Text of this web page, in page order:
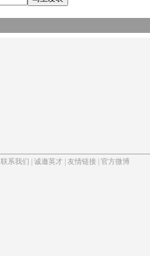
联系我们 诚邀英才 友情链接 官方微博